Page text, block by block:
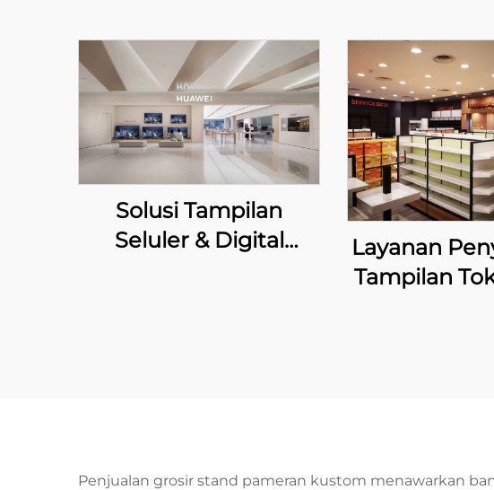
Solusi Tampilan
Seluler & Digital
Layanan
Tampilan
Penjualan grosir stand pameran kustom menawarkan